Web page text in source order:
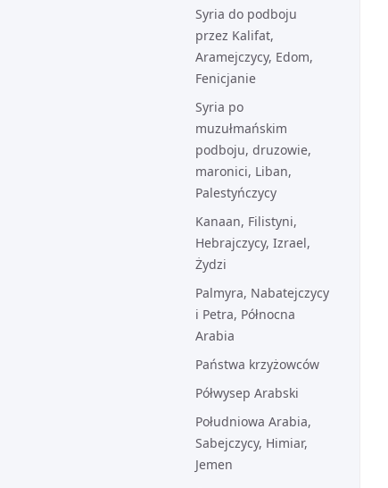
Syria do podboju
przez Kalifat,
Aramejczycy, Edom,
Fenicjanie
Syria po
muzułmańskim
podboju, druzowie,
maronici, Liban,
Palestyńczycy
Kanaan, Filistyni,
Hebrajczycy, Izrael,
Żydzi
Palmyra, Nabatejczycy
i Petra, Północna
Arabia
Państwa krzyżowców
Półwysep Arabski
Południowa Arabia,
Sabejczycy, Himiar,
Jemen